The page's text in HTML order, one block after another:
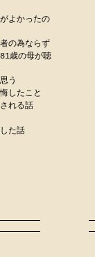
よかったの
の為ならず
歳の母が聴
う
したこと
れる話
た話